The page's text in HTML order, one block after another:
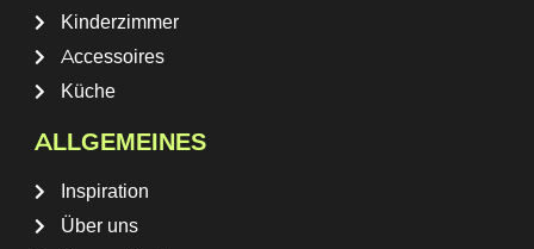
Kinderzimmer
Accessoires
Küche
ALLGEMEINES
Inspiration
Über uns